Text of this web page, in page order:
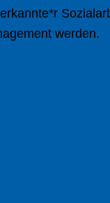
werden.